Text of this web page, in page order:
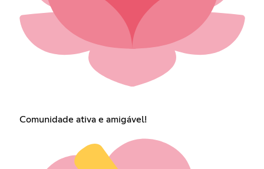
Comunidade ativa e amigável!